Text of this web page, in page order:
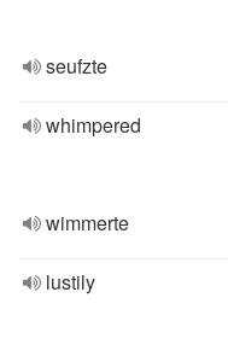
seufzte
whimpered
wimmerte
lustily